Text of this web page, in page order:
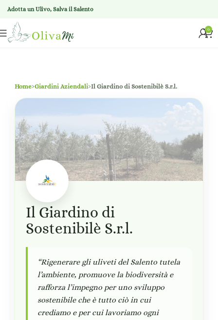
Adotta un Ulivo, Salva il Salento
0
Home›Giardini Aziendali›Il Giardino di Sostenibilè S.r.l.
Il Giardino di
Sostenibilè S.r.l.
“Rigenerare gli uliveti del Salento tutela
l’ambiente, promuove la biodiversità e
rafforza l’impegno per uno sviluppo
sostenibile che è tutto ciò in cui
crediamo e per cui lavoriamo ogni